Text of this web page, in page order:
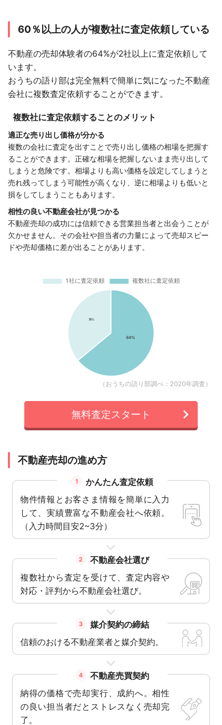
60％以上の人が複数社に査定依頼している
不動産の売却体験者の64%が2社以上に査定依頼して
います。
おうちの語り部は完全無料で簡単に気になった不動産
会社に複数査定依頼することができます。
複数社に査定依頼することのメリット
適正な売り出し価格が分かる
複数の会社に査定を出すことで売り出し価格の相場を把握す
ることができます。正確な相場を把握しないまま売り出して
しまうと危険です。相場よりも高い価格を設定してしまうと
売れ残ってしまう可能性が高くなり、逆に相場よりも低いと
損をしてしまうこともあります。
相性の良い不動産会社が見つかる
不動産売却の成功には信頼できる営業担当者と出会うことが
欠かせません。その会社や担当者の力量によって売却スピー
ドや売却価格に差が出ることがあります。
（おうちの語り部調べ：2020年調査）
無料査定スタート
不動産売却の進め方
1
かんたん査定依頼
物件情報とお客さま情報を簡単に入力
して、実績豊富な不動産会社へ依頼。
（入力時間目安2~3分）
2
不動産会社選び
複数社から査定を受けて、査定内容や
対応・評判から不動産会社選び。
3
媒介契約の締結
信頼のおける不動産業者と媒介契約。
4
不動産売買契約
納得の価格で売却実行、成約へ。相性
の良い担当者だとストレスなく売却完
了。